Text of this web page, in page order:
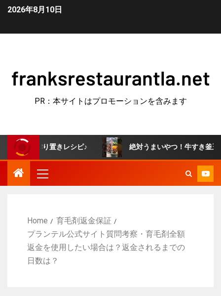
2026年8月10日
franksrestaurantla.net
PR：本サイトはプロモーションを含みます
り置きレシピ♪ 絶対うまいやつ！牛すき釜玉うどん🐣
Home
育毛剤返金保証
プランテル公式サイト質問考察・育毛剤全額
返金を使用したい場合は？返金されるまでの
日数は？